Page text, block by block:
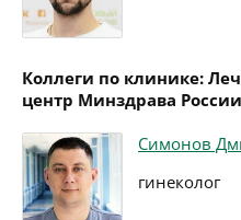
Коллеги по клинике:
центр Минздрава
Симонов
гинеколог